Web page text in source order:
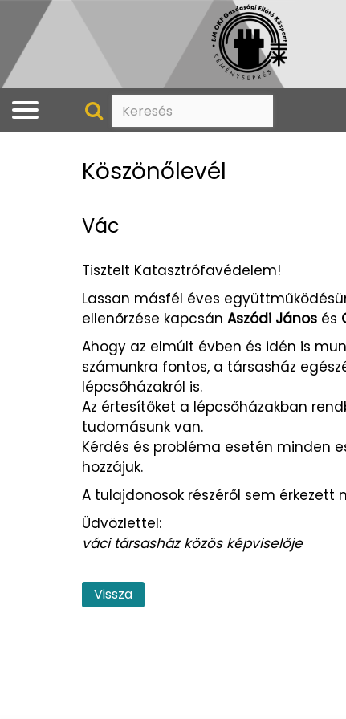
Köszönőlevél
Vác
Tisztelt Katasztrófavédelem!
Lassan másfél éves
ellenőrzése kapcsán Aszódi János és
Ahogy az elmúlt évben és idén is
számunkra fontos, a társasház
lépcsőházakról is.
Az értesítőket a lépcsőházakban
tudomásunk van.
Kérdés és probléma esetén minden
hozzájuk.
A tulajdonosok részéről sem
Üdvözlettel:
váci társasház közös képviselője
Vissza